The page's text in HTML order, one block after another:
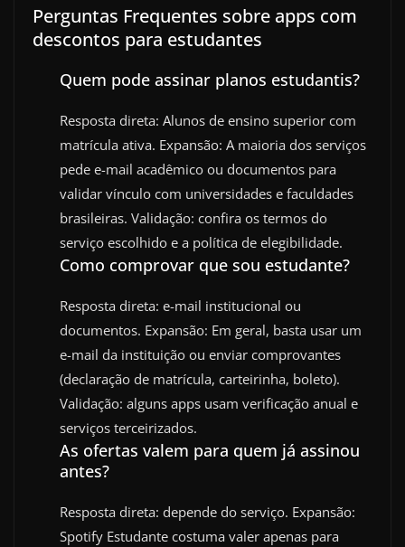
Perguntas Frequentes sobre apps com
descontos para estudantes
Quem pode assinar planos estudantis?
Resposta direta: Alunos de ensino superior com
matrícula ativa. Expansão: A maioria dos serviços
pede e-mail acadêmico ou documentos para
validar vínculo com universidades e faculdades
brasileiras. Validação: confira os termos do
serviço escolhido e a política de elegibilidade.
Como comprovar que sou estudante?
Resposta direta: e-mail institucional ou
documentos. Expansão: Em geral, basta usar um
e-mail da instituição ou enviar comprovantes
(declaração de matrícula, carteirinha, boleto).
Validação: alguns apps usam verificação anual e
serviços terceirizados.
As ofertas valem para quem já assinou
antes?
Resposta direta: depende do serviço. Expansão:
Spotify Estudante costuma valer apenas para